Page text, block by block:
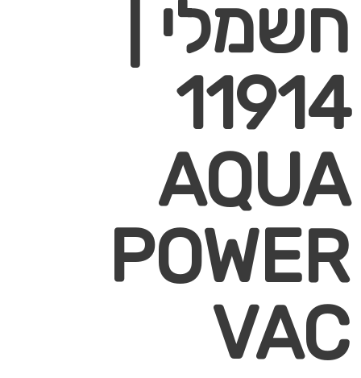
חשמלי |
11914
AQUA
POWER
VAC